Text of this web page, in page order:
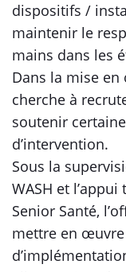
dispositifs /
maintenir le
mains dans les
Dans la mise en
cherche à
soutenir
d’intervention.
Sous la
WASH et
Senior Santé,
mettre en